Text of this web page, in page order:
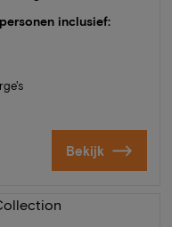
inclusief:
Bekijk